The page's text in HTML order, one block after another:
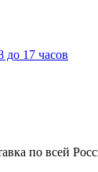
до 17 часов
по всей